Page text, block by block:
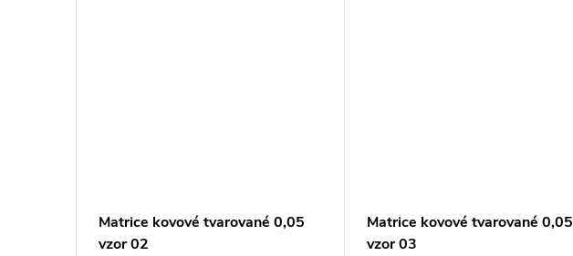
Matrice kovové tvarované 0,05
vzor 02
Matrice kovové tvarované 0,05
vzor 03